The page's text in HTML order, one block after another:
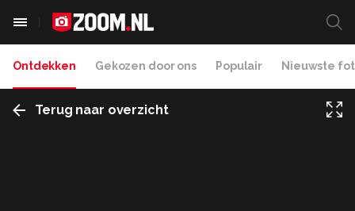
Ontdekken Gekozen door ons Populair Nieuwste
Terug naar overzicht